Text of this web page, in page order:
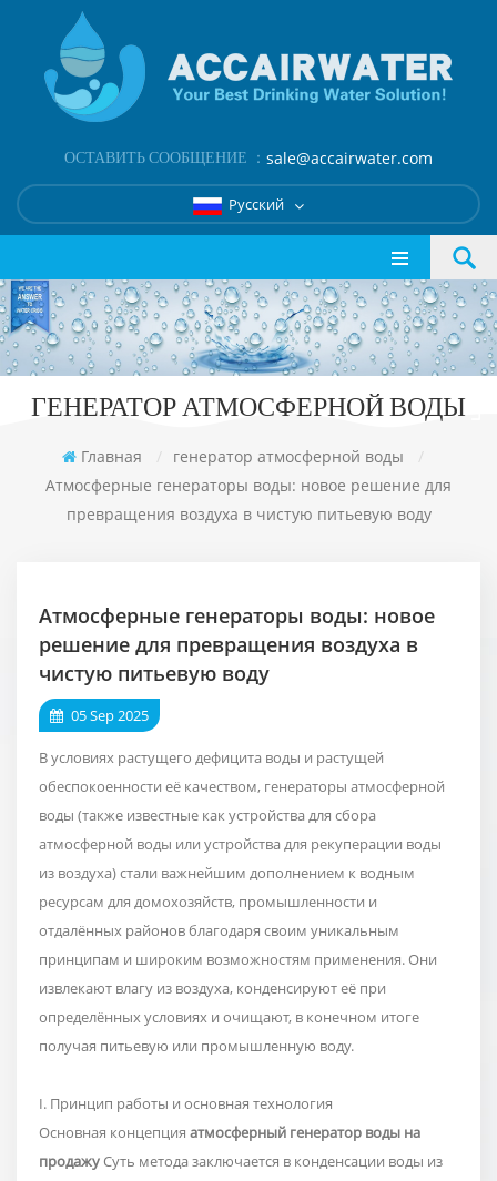
ОСТАВИТЬ СООБЩЕНИЕ ： sale@accairwater.com
Русский
ГЕНЕРАТОР АТМОСФЕРНОЙ ВОДЫ
Главная / генератор атмосферной воды
/
Атмосферные генераторы воды: новое решение для
превращения воздуха в чистую питьевую воду
Атмосферные генераторы воды: новое
решение для превращения воздуха в
чистую питьевую воду
05 Sep 2025
В условиях растущего дефицита воды и растущей
обеспокоенности её качеством, генераторы атмосферной
воды (также известные как устройства для сбора
атмосферной воды или устройства для рекуперации воды
из воздуха) стали важнейшим дополнением к водным
ресурсам для домохозяйств, промышленности и
отдалённых районов благодаря своим уникальным
принципам и широким возможностям применения. Они
извлекают влагу из воздуха, конденсируют её при
определённых условиях и очищают, в конечном итоге
получая питьевую или промышленную воду.
I. Принцип работы и основная технология
Основная концепция атмосферный генератор воды на
продажуСуть метода заключается в конденсации воды из